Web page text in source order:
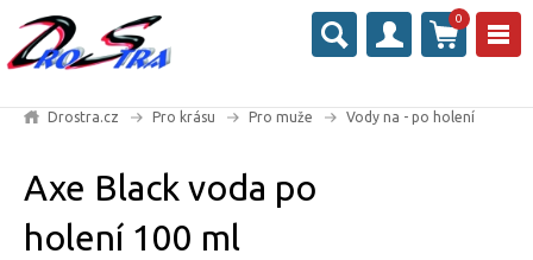
0
Drostra.cz Pro krásu Pro muže Vody na - po holení
Axe Black voda po
holení 100 ml